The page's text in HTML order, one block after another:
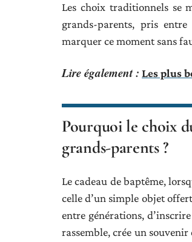
Les choix traditionnels se
grands-parents, pris
marquer ce moment sans
Lire également : Les plus
Pourquoi le choix
grands-parents ?
Le cadeau de baptême,
celle d’un simple objet
entre générations,
rassemble, crée un